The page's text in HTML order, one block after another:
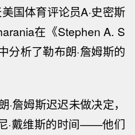
国体育评论员A·史密斯
在《Stephen A. S
分析了勒布朗·詹姆斯的
詹姆斯迟迟未做决定，
·戴维斯的时间——他们